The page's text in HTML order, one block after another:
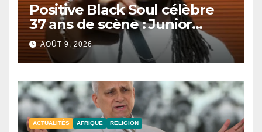
Positive Black Soul célèbre
37 ans de scène : Junior
Awadi face à un héritage
générationnel
AOÛT 9, 2026
ACTUALITÉS AFRIQUE RELIGION